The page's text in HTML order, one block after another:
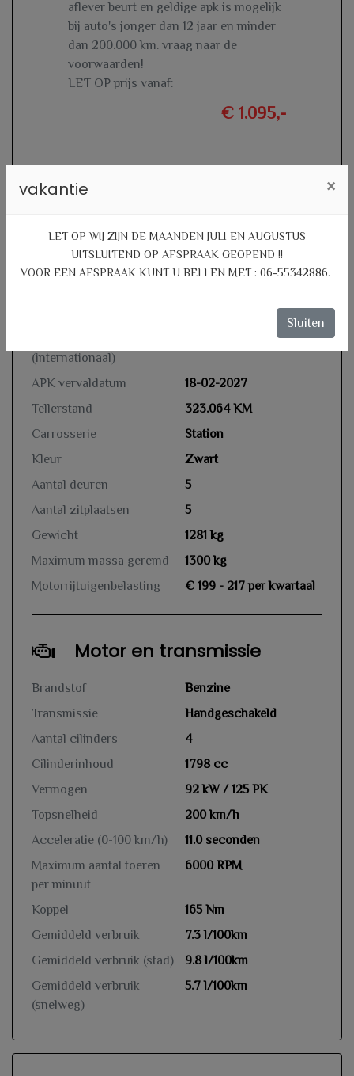
aflever beurt en geldige apk is mogelijk
bij auto's jonger dan 12 jaar en minder
dan 200.000 km. vraag naar de
voorwaarden!
LET OP prijs vanaf:
€ 1.095,-
Kenteken JP210P
(internationaal)
APK vervaldatum
18-02-2027
Tellerstand
323.064 KM
Carrosserie
Station
Kleur
Zwart
Aantal deuren
5
Aantal zitplaatsen
5
Gewicht
1281 kg
Maximum massa geremd
1300 kg
Motorrijtuigenbelasting
€ 199 - 217 per kwartaal
Motor en transmissie
Brandstof
Benzine
Transmissie
Handgeschakeld
Aantal cilinders
4
Cilinderinhoud
1798 cc
Vermogen
92 kW / 125 PK
Topsnelheid
200 km/h
Acceleratie (0-100 km/h)
11.0 seconden
Maximum aantal toeren
per minuut
6000 RPM
Koppel
165 Nm
Gemiddeld verbruik
7.3 l/100km
Gemiddeld verbruik (stad)
9.8 l/100km
Gemiddeld verbruik
(snelweg)
5.7 l/100km
vakantie ×
LET OP WIJ ZIJN DE MAANDEN JULI EN AUGUSTUS
UITSLUITEND OP AFSPRAAK GEOPEND !!
VOOR EEN AFSPRAAK KUNT U BELLEN MET : 06-55342886.
Sluiten